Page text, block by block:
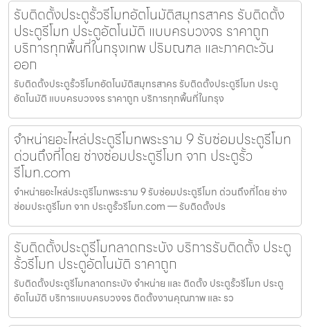
รับติดตั้งประตูรั้วรีโมทอัตโนมัติสมุทรสาคร รับติดตั้ง
ประตูรีโมท ประตูอัตโนมัติ แบบครบวงจร ราคาถูก
บริการทุกพื้นที่ในกรุงเทพ ปริมณฑล และภาคตะวัน
ออก
รับติดตั้งประตูรั้วรีโมทอัตโนมัติสมุทรสาคร รับติดตั้งประตูรีโมท ประตู
อัตโนมัติ แบบครบวงจร ราคาถูก บริการทุกพื้นที่ในกรุง
จำหน่ายอะไหล่ประตูรีโมทพระราม 9 รับซ่อมประตูรีโมท
ด่วนถึงที่โดย ช่างซ่อมประตูรีโมท จาก ประตูรั้ว
รีโมท.com
จำหน่ายอะไหล่ประตูรีโมทพระราม 9 รับซ่อมประตูรีโมท ด่วนถึงที่โดย ช่าง
ซ่อมประตูรีโมท จาก ประตูรั้วรีโมท.com — รับติดตั้งปร
รับติดตั้งประตูรีโมทลาดกระบัง บริการรับติดตั้ง ประตู
รั้วรีโมท ประตูอัตโนมัติ ราคาถูก
รับติดตั้งประตูรีโมทลาดกระบัง จำหน่าย และ ติดตั้ง ประตูรั้วรีโมท ประตู
อัตโนมัติ บริการแบบครบวงจร ติดตั้งงานคุณภาพ และ รว